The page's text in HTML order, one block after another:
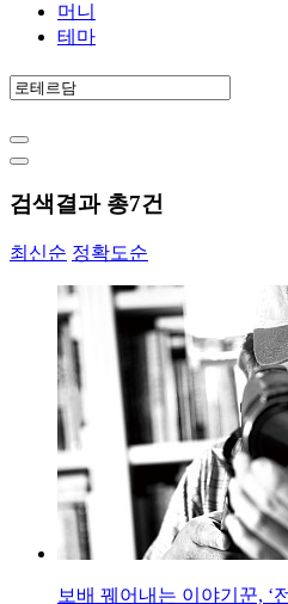
머니
테마
검색결과 총7건
최신순 정확도순
보배 꿰어내는 이야기꾼, ‘